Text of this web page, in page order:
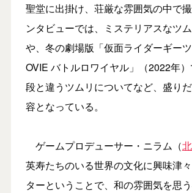
聖堂に出掛け、荘厳な雰囲気の中で
ンタビューでは、ミステリアスなツ
や、冬の劇場版「仮面ライダーギー
OVIE バトルロワイヤル」（2022年
段と違うツムリについてなど、盛り
容となっている。
ゲームプロデューサー・ニラム（
英寿たちのいる世界の文化に興味津
ターということで、和の雰囲気を思